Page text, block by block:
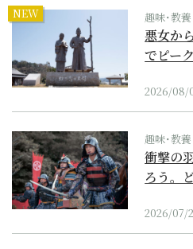
NEW 趣味･教養
悪女か
でピー
2026/08/
趣味･教養
衝撃の
ろう。
2026/07/